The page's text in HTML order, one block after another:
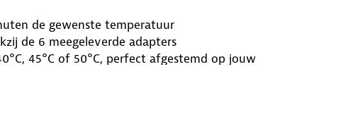
de gewenste temperatuur
de 6 meegeleverde adapters
45°C of 50°C, perfect afgestemd op jouw